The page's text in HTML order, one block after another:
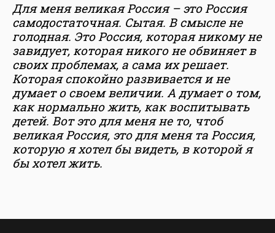
Для меня великая Россия – это Россия
самодостаточная. Сытая. В смысле не
голодная. Это Россия, которая никому не
завидует, которая никого не обвиняет в
своих проблемах, а сама их решает.
Которая спокойно развивается и не
думает о своем величии. А думает о том,
как нормально жить, как воспитывать
детей. Вот это для меня не то, чтоб
великая Россия, это для меня та Россия,
которую я хотел бы видеть, в которой я
бы хотел жить.